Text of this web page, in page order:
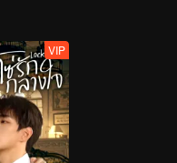
VIP